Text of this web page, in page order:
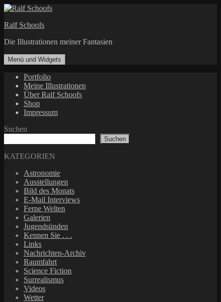
Zum
springen
Ralf Schoofs
Die Illustrationen meiner Fantasien
Menü und Widgets
Portfolio
Meine Illustrationen
Über Ralf Schoofs
Shop
Impressum
Suchen
Suchen
KATEGORIEN
Astronomie
Ausstellungen
Bild des Monats
E-Mail Interviews
Ferne Welten
Galerien
Jugendsünden
Kennen Sie . . .
Links
Nachrichten-Archiv
Raumfahrt
Science Fiction
Surrealismus
Videos
Wetter